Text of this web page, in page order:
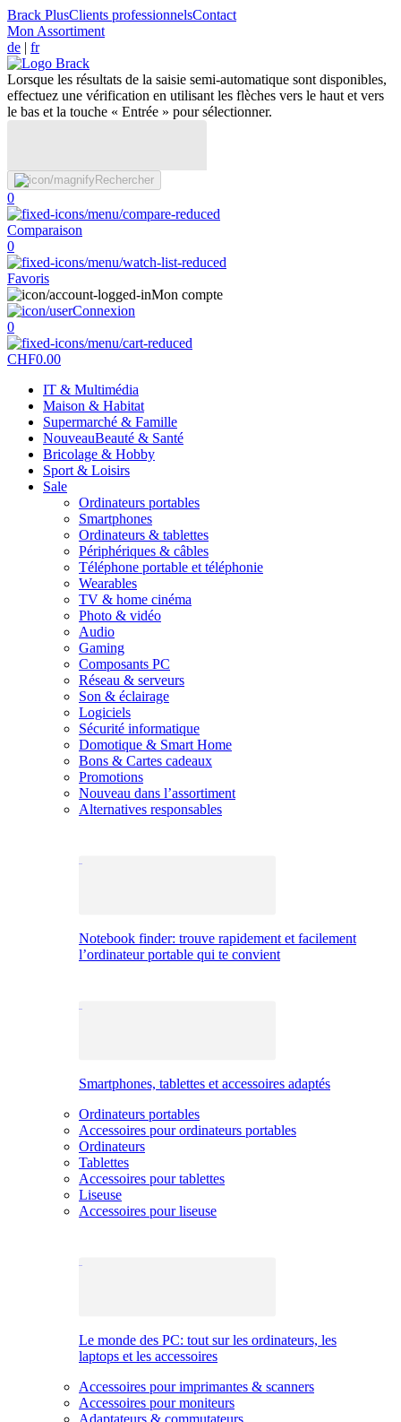
Brack PlusClients professionnelsContact
Mon Assortiment
de | fr
Lorsque les résultats de la saisie semi-automatique sont disponibles,
effectuez une vérification en utilisant les flèches vers le haut et vers
le bas et la touche « Entrée » pour sélectionner.
Rechercher
0
Comparaison
0
Favoris
Mon compte
Connexion
0
CHF0.00
IT & Multimédia
Maison & Habitat
Supermarché & Famille
NouveauBeauté & Santé
Bricolage & Hobby
Sport & Loisirs
Sale
Ordinateurs portables
Smartphones
Ordinateurs & tablettes
Périphériques & câbles
Téléphone portable et téléphonie
Wearables
TV & home cinéma
Photo & vidéo
Audio
Gaming
Composants PC
Réseau & serveurs
Son & éclairage
Logiciels
Sécurité informatique
Domotique & Smart Home
Bons & Cartes cadeaux
Promotions
Nouveau dans l’assortiment
Alternatives responsables
Notebook finder: trouve rapidement et facilement
l’ordinateur portable qui te convient
Smartphones, tablettes et accessoires adaptés
Ordinateurs portables
Accessoires pour ordinateurs portables
Ordinateurs
Tablettes
Accessoires pour tablettes
Liseuse
Accessoires pour liseuse
Le monde des PC: tout sur les ordinateurs, les
laptops et les accessoires
Accessoires pour imprimantes & scanners
Accessoires pour moniteurs
Adaptateurs & commutateurs